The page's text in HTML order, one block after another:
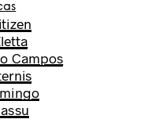
Campos